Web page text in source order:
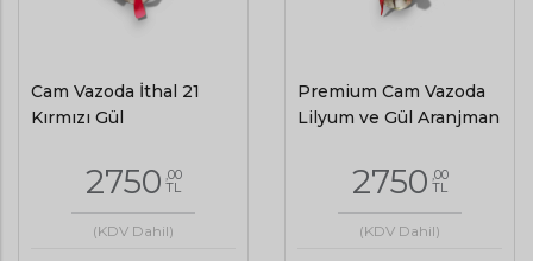
Cam Vazoda İthal 21
Kırmızı Gül
2750 ,00
TL
(KDV Dahil)
Premium Cam Vazoda
Lilyum ve Gül Aranjman
2750 ,00
TL
(KDV Dahil)